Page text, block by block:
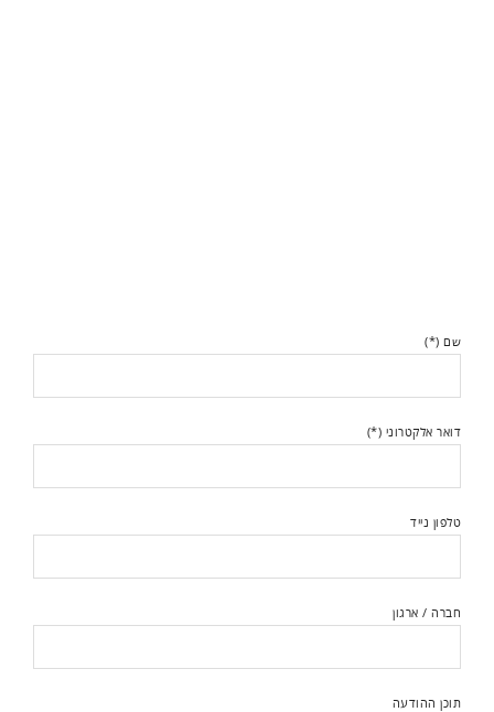
שם (*)
דואר אלקטרוני (*)
טלפון נייד
חברה / ארגון
תוכן ההודעה